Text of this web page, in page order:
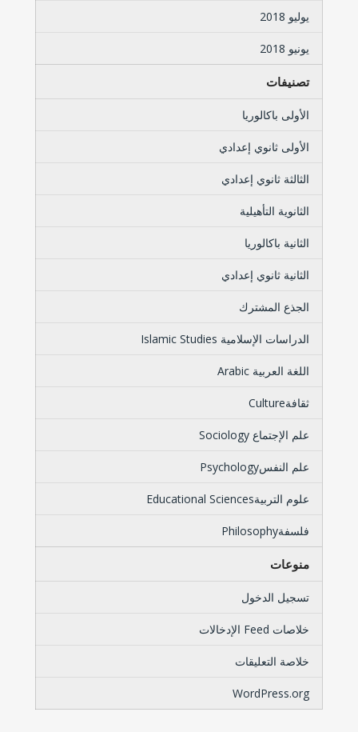
يوليو 2018
يونيو 2018
تصنيفات
الأولى باكالوريا
الأولى ثانوي إعدادي
الثالثة ثانوي إعدادي
الثانوية التأهيلية
الثانية باكالوريا
الثانية ثانوي إعدادي
الجذع المشترك
الدراسات الإسلامية Islamic Studies
اللغة العربية Arabic
ثقافةCulture
علم الإجتماع Sociology
علم النفسPsychology
علوم التربيةEducational Sciences
فلسفةPhilosophy
منوعات
تسجيل الدخول
خلاصات Feed الإدخالات
خلاصة التعليقات
WordPress.org